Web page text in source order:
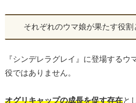
それぞれのウマ娘が果たす役
『シンデレラグレイ』に登場するウ
役ではありません。
オグリキャップの成長を促す存在と